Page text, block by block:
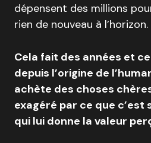
dépensent des millions
rien de nouveau à l’horizon.
Cela fait des années et
depuis l’origine de
achète des choses
exagéré par ce que
qui lui donne la valeur